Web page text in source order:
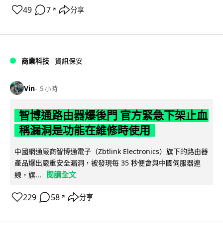
49 7 ↗ 分享
商業科技 資訊保安
Vin 5 小時
智博通路由器爆後門 官方緊急下架止血
稱漏洞是功能在維修時使用
中國網通廠商智博通電子（Zbtlink Electronics）旗下的路由器
產品爆出嚴重安全漏洞，被發現每 35 秒便會與中國伺服器連
線，旗...
閱讀全文
229 58 ↗ 分享